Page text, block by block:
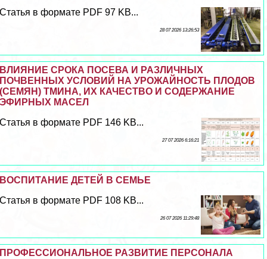
Статья в формате PDF 97 KB...
28 07 2026 13:26:53
ВЛИЯНИЕ СРОКА ПОСЕВА И РАЗЛИЧНЫХ
ПОЧВЕННЫХ УСЛОВИЙ НА УРОЖАЙНОСТЬ ПЛОДОВ
(СЕМЯН) ТМИНА, ИХ КАЧЕСТВО И СОДЕРЖАНИЕ
ЭФИРНЫХ МАСЕЛ
Статья в формате PDF 146 KB...
27 07 2026 6:16:21
ВОСПИТАНИЕ ДЕТЕЙ В СЕМЬЕ
Статья в формате PDF 108 KB...
26 07 2026 11:29:48
ПРОФЕССИОНАЛЬНОЕ РАЗВИТИЕ ПЕРСОНАЛА